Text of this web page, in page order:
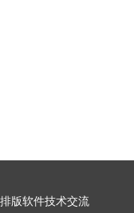
排版软件技术交流